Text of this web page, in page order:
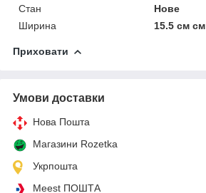
Стан
Нове
Ширина
15.5 см см
Приховати
Умови доставки
Нова Пошта
Магазини Rozetka
Укрпошта
Meest ПОШТА